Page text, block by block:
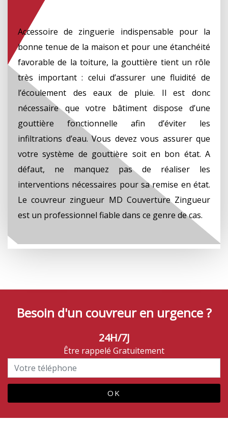
Accessoire de zinguerie indispensable pour la
bonne tenue de la maison et pour une étanchéité
favorable de la toiture, la gouttière tient un rôle
très important : celui d’assurer une fluidité de
l’écoulement des eaux de pluie. Il est donc
nécessaire que votre bâtiment dispose d’une
gouttière fonctionnelle afin d’éviter les
infiltrations d’eau. Vous devez vous assurer que
votre système de gouttière soit en bon état. A
défaut, ne manquez pas de réaliser les
interventions nécessaires pour sa remise en état.
Le couvreur zingueur MD Couverture Zingueur
est un professionnel fiable dans ce genre de cas.
Besoin d'un couvreur en urgence ?
24H/7J
Être rappelé Gratuitement